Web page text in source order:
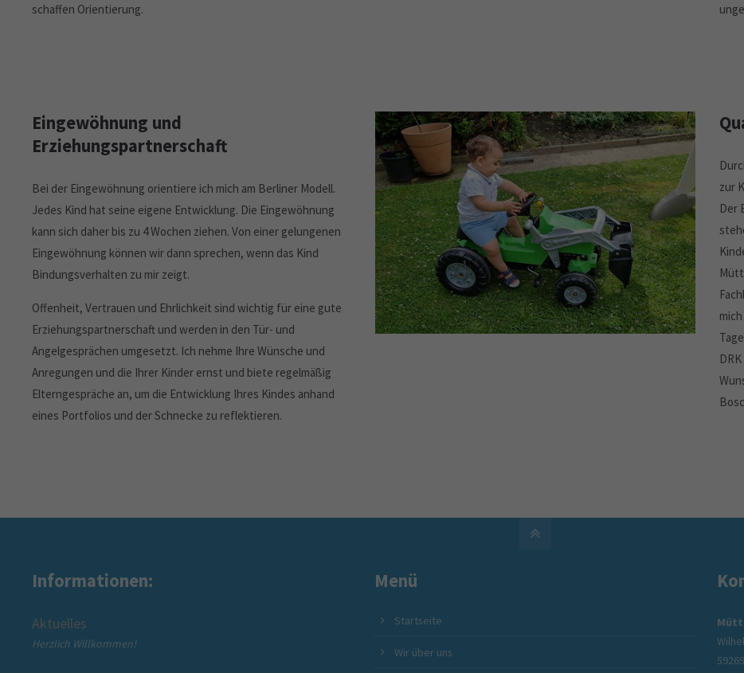
schaffen Orientierung.
Eingewöhnung und
Erziehungspartnerschaft
Bei der Eingewöhnung orientiere ich mich am Berliner Modell.
Jedes Kind hat seine eigene Entwicklung. Die Eingewöhnung
kann sich daher bis zu 4 Wochen ziehen. Von einer gelungenen
Eingewöhnung können wir dann sprechen, wenn das Kind
Bindungsverhalten zu mir zeigt.
Offenheit, Vertrauen und Ehrlichkeit sind wichtig für eine gute
Erziehungspartnerschaft und werden in den Tür- und
Angelgesprächen umgesetzt. Ich nehme Ihre Wünsche und
Anregungen und die Ihrer Kinder ernst und biete regelmäßig
Elterngespräche an, um die Entwicklung Ihres Kindes anhand
eines Portfolios und der Schnecke zu reflektieren.
zur
Der
Informationen:
Wir über uns
Über den Mütterzentrum Beckum e.V.
Mütterzentrum Beckum e. V.
Betreuung,
individuell
Menü
Startseite
Wir über uns